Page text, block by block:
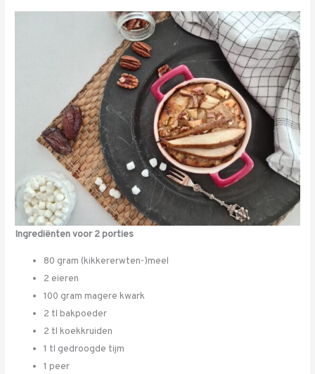
Ingrediënten voor 2 porties
80 gram (kikkererwten-)meel
2 eieren
100 gram magere kwark
2 tl bakpoeder
2 tl koekkruiden
1 tl gedroogde tijm
1 peer